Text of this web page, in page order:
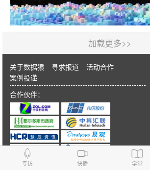
加载更多>>
关于数据猿 寻求报道
活动合作
案例投递
合作伙伴：
专访 快播 学堂